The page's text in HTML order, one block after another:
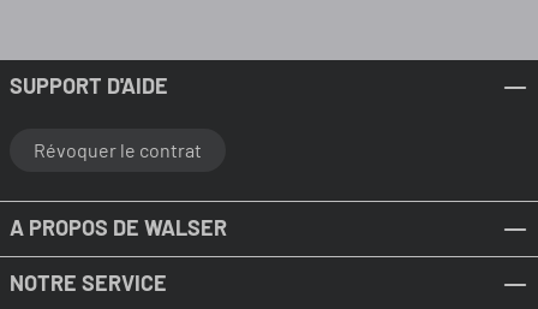
SUPPORT D'AIDE
Révoquer le contrat
A PROPOS DE WALSER
NOTRE SERVICE